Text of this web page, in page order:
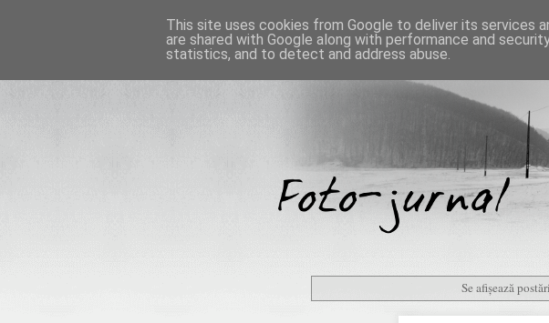
Se afișează
This site uses cookies from Google to deliver its services
are shared with Google along with performance and
statistics, and to detect and address abuse.